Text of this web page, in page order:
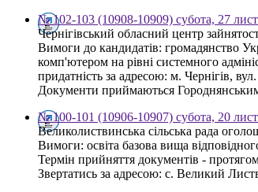
№ 102-103 (10908-10909) субота, 27
Чернігівський обласний центр
Вимоги до кандидатів: громадянство
комп'ютером на рівні системного
придатність за адресою: м. Чернігів,
Документи приймаються
№ 100-101 (10906-10907) субота, 20
Великолиствинська сільська рада
Вимоги: освіта базова вища
Термін прийняття документів -
Звертатись за адресою: с. Великий